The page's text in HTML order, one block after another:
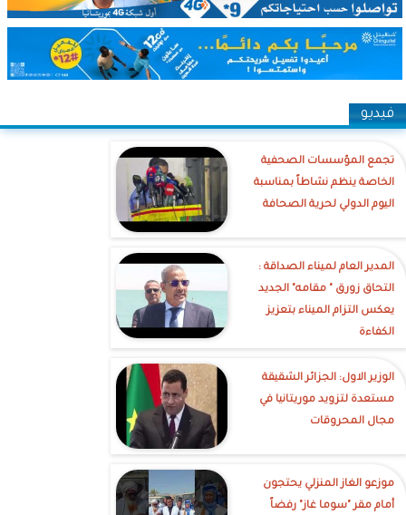
فيديو
تجمع المؤسسات الصحفية
الخاصة ينظم نشاطاً بمناسبة
اليوم الدولي لحرية الصحافة
‎المدير العام لميناء الصداقة :
التحاق زورق " مقامه" الجديد
يعكس التزام الميناء بتعزيز
الكفاءة
الوزير الاول: الجزائر الشقيقة
مستعدة لتزويد موريتانيا في
مجال المحروقات
موزعو الغاز المنزلي يحتجون
أمام مقر "سوما غاز" رفضاً